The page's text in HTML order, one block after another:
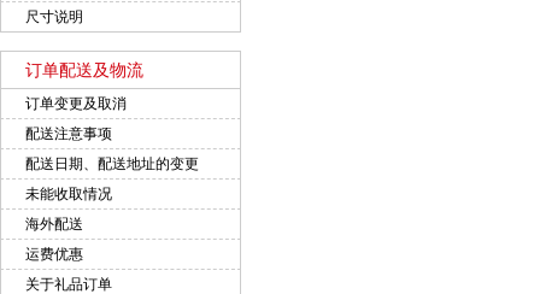
尺寸说明
订单配送及物流
订单变更及取消
配送注意事项
配送日期、配送地址的变更
未能收取情况
海外配送
运费优惠
关于礼品订单